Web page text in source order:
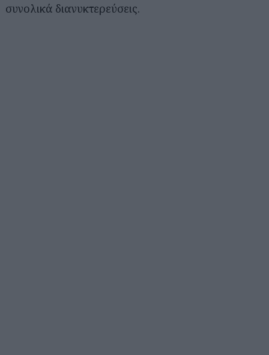
συνολικά διανυκτερεύσεις.